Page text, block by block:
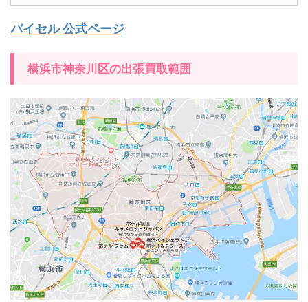
バイセル 公式ページ
横浜市神奈川区の出張買取範囲